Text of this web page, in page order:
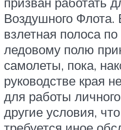
Воздушного Флота.
взлетная полоса
ледовому полю
самолеты, пока,
руководстве края
для работы
другие условия,